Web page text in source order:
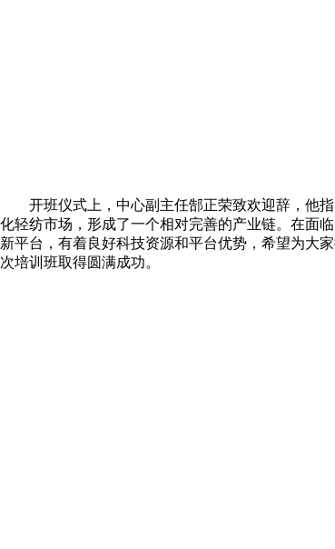
开班仪式上，中心副主任郜正荣致欢迎辞，他
化轻纺市场，‌形成了一个相对完善的产业链。在面
新平台，有着良好科技资源和平台优势，希望为大
次培训班取得圆满成功。